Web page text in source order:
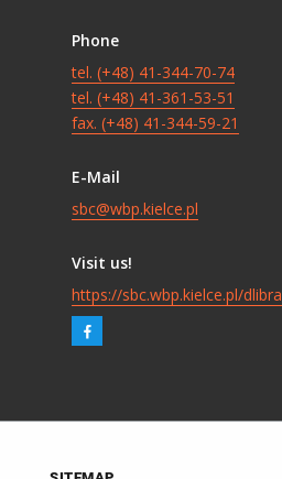
Phone
tel. (+48) 41-344-70-74
tel. (+48) 41-361-53-51
fax. (+48) 41-344-59-21
E-Mail
sbc@wbp.kielce.pl
Visit us!
https://sbc.wbp.kielce.pl/dlibra